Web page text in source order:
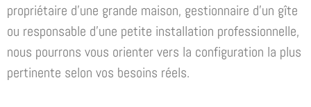
propriétaire d’une grande maison, gestionnaire d’un gîte
ou responsable d’une petite installation professionnelle,
nous pourrons vous orienter vers la configuration la plus
pertinente selon vos besoins réels.